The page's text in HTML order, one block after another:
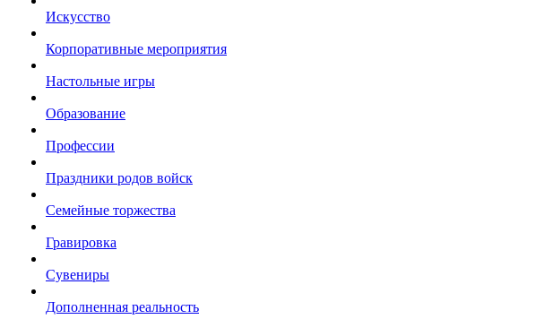
Искусство
Корпоративные мероприятия
Настольные игры
Образование
Профессии
Праздники родов войск
Семейные торжества
Гравировка
Сувениры
Дополненная реальность